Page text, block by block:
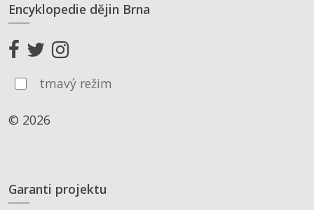
Encyklopedie dějin Brna
tmavý režim
© 2026
Garanti projektu